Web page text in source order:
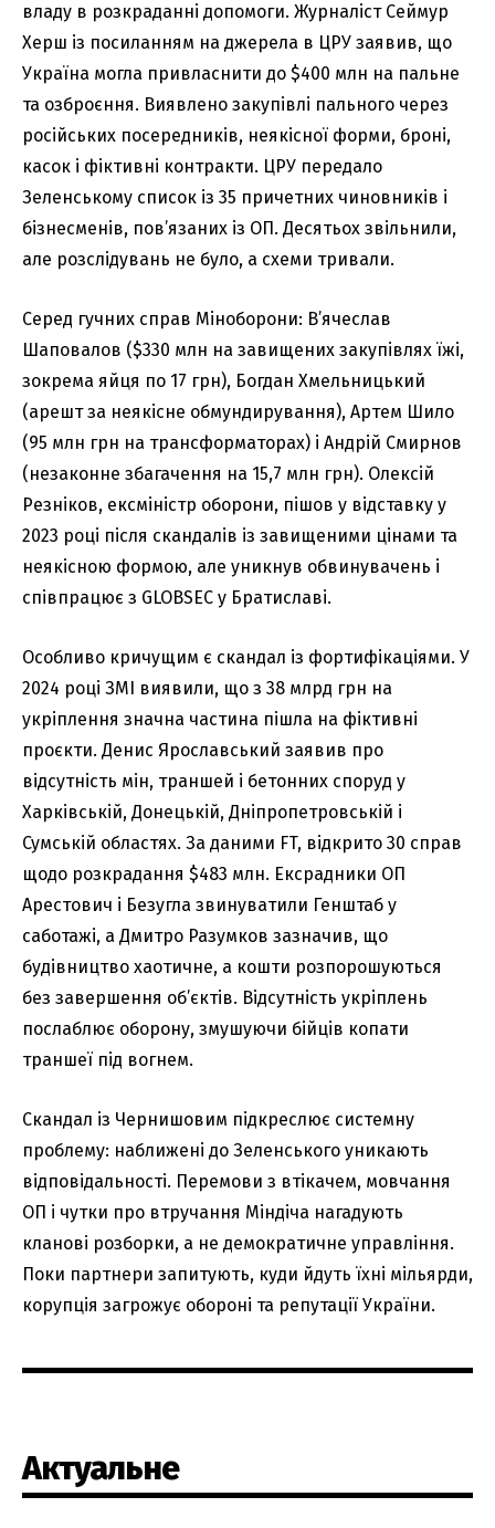
владу в розкраданні допомоги. Журналіст Сеймур
Херш із посиланням на джерела в ЦРУ заявив, що
Україна могла привласнити до $400 млн на пальне
та озброєння. Виявлено закупівлі пального через
російських посередників, неякісної форми, броні,
касок і фіктивні контракти. ЦРУ передало
Зеленському список із 35 причетних чиновників і
бізнесменів, пов’язаних із ОП. Десятьох звільнили,
але розслідувань не було, а схеми тривали.
Серед гучних справ Міноборони: В’ячеслав
Шаповалов ($330 млн на завищених закупівлях їжі,
зокрема яйця по 17 грн), Богдан Хмельницький
(арешт за неякісне обмундирування), Артем Шило
(95 млн грн на трансформаторах) і Андрій Смирнов
(незаконне збагачення на 15,7 млн грн). Олексій
Резніков, ексміністр оборони, пішов у відставку у
2023 році після скандалів із завищеними цінами та
неякісною формою, але уникнув обвинувачень і
співпрацює з GLOBSEC у Братиславі.
Особливо кричущим є скандал із фортифікаціями. У
2024 році ЗМІ виявили, що з 38 млрд грн на
укріплення значна частина пішла на фіктивні
проєкти. Денис Ярославський заявив про
відсутність мін, траншей і бетонних споруд у
Харківській, Донецькій, Дніпропетровській і
Сумській областях. За даними FT, відкрито 30 справ
щодо розкрадання $483 млн. Ексрадники ОП
Арестович і Безугла звинуватили Генштаб у
саботажі, а Дмитро Разумков зазначив, що
будівництво хаотичне, а кошти розпорошуються
без завершення об’єктів. Відсутність укріплень
послаблює оборону, змушуючи бійців копати
траншеї під вогнем.
Скандал із Чернишовим підкреслює системну
проблему: наближені до Зеленського уникають
відповідальності. Перемови з втікачем, мовчання
ОП і чутки про втручання Міндіча нагадують
кланові розборки, а не демократичне управління.
Поки партнери запитують, куди йдуть їхні мільярди,
корупція загрожує обороні та репутації України.
Актуальне